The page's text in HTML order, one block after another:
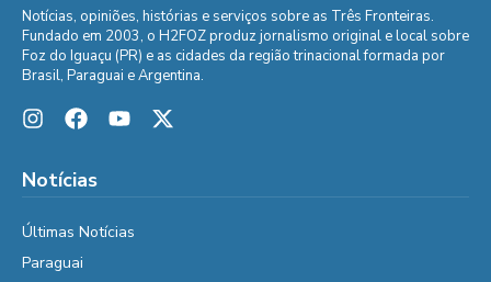
Notícias, opiniões, histórias e serviços sobre as Três Fronteiras.
Fundado em 2003, o H2FOZ produz jornalismo original e local sobre
Foz do Iguaçu (PR) e as cidades da região trinacional formada por
Brasil, Paraguai e Argentina.
Notícias
Últimas Notícias
Paraguai